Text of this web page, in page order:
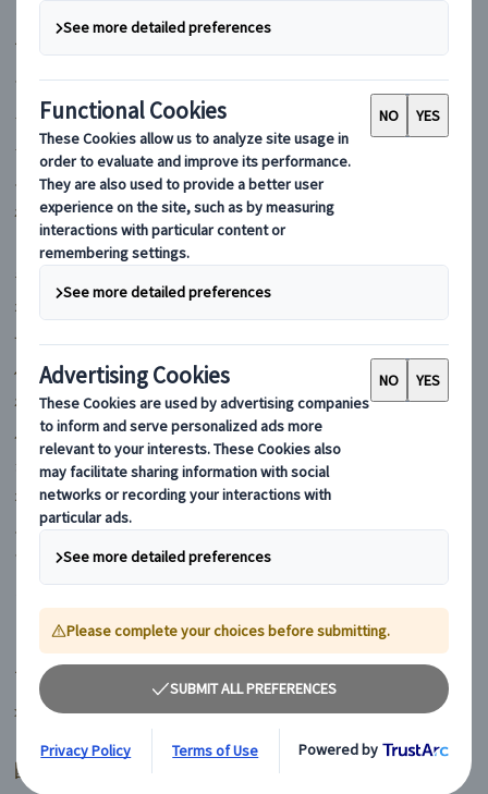
マイバスヨーロッパ
フランス
イギリス
イタリア
スペイン
ポルトガル
ギリシャ
オーストリア
チェコ
ハンガリー
ポーランド
ルーマニア
クロアチア
オランダ
スイス
フィンランド
マイバス日本語ツアーデスク
>>日本語ツアーデスク一覧
国別ツアー集合場所